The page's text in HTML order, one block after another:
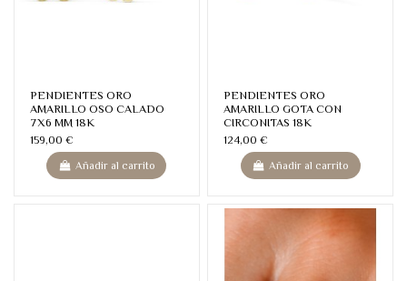
PENDIENTES ORO
AMARILLO OSO CALADO
7X6 MM 18K
159,00 €
Añadir al carrito
PENDIENTES ORO
AMARILLO GOTA CON
CIRCONITAS 18K
124,00 €
Añadir al carrito